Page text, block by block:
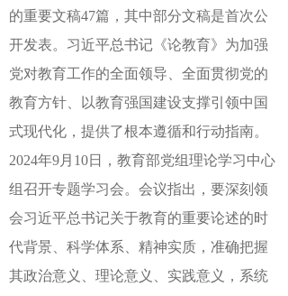
的重要文稿47篇，其中部分文稿是首次公
开发表。习近平总书记《论教育》为加强
党对教育工作的全面领导、全面贯彻党的
教育方针、以教育强国建设支撑引领中国
式现代化，提供了根本遵循和行动指南。
2024年9月10日，教育部党组理论学习中心
组召开专题学习会。会议指出，要深刻领
会习近平总书记关于教育的重要论述的时
代背景、科学体系、精神实质，准确把握
其政治意义、理论意义、实践意义，系统